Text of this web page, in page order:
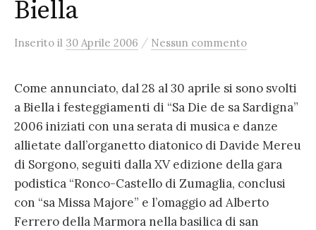
Biella
Inserito il 30 Aprile 2006 / Nessun commento
Come annunciato, dal 28 al 30 aprile si sono svolti
a Biella i festeggiamenti di “Sa Die de sa Sardigna”
2006 iniziati con una serata di musica e danze
allietate dall’organetto diatonico di Davide Mereu
di Sorgono, seguiti dalla XV edizione della gara
podistica “Ronco-Castello di Zumaglia, conclusi
con “sa Missa Majore” e l’omaggio ad Alberto
Ferrero della Marmora nella basilica di san